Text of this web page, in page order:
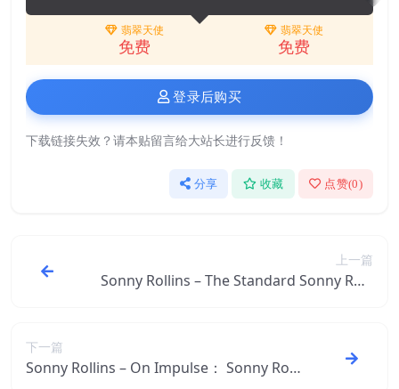
翡翠天使
免费
翡翠天使
免费
登录后购买
下载链接失效？请本贴留言给大站长进行反馈！
分享 收藏 点赞(0)
上一篇
Sonny Rollins – The Standard Sonny Rolli
下一篇
Sonny Rollins – On Impulse： Sonny Rolli